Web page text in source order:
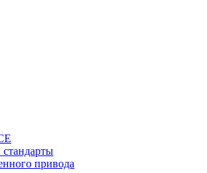
стандарты
привода